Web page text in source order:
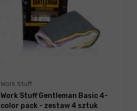
Work Stuff
Work Stuff Gentleman Basic 4-
color pack - zestaw 4 sztuk